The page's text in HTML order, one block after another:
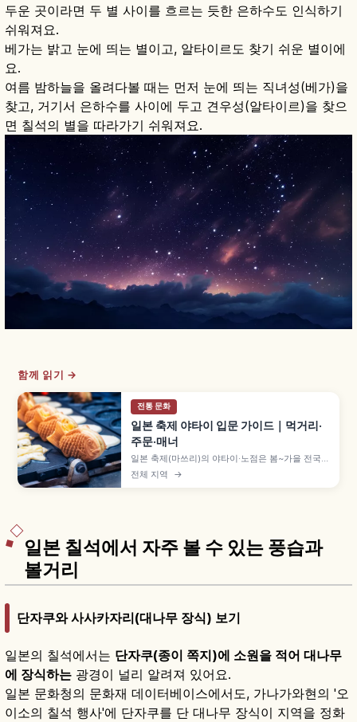
두운 곳이라면 두 별 사이를 흐르는 듯한 은하수도 인식하기
쉬워져요.
베가는 밝고 눈에 띄는 별이고, 알타이르도 찾기 쉬운 별이에
요.
여름 밤하늘을 올려다볼 때는 먼저 눈에 띄는 직녀성(베가)을
찾고, 거기서 은하수를 사이에 두고 견우성(알타이르)을 찾으
면 칠석의 별을 따라가기 쉬워져요.
함께 읽기 →
전통 문화
일본 축제 야타이 입문 가이드｜먹거리·
주문·매너
일본 축제(마쓰리)의 야타이·노점은 봄~가을 전국에
서 열리며, 사과 사탕 300~500엔·야키소바
400~600엔·베이비 카스테라 300~500엔 등 길
전체 지역 →
일본 칠석에서 자주 볼 수 있는 풍습과
볼거리
단자쿠와 사사카자리(대나무 장식) 보기
일본의 칠석에서는 단자쿠(종이 쪽지)에 소원을 적어 대나무
에 장식하는 광경이 널리 알려져 있어요.
일본 문화청의 문화재 데이터베이스에서도, 가나가와현의 '오
이소의 칠석 행사'에 단자쿠를 단 대나무 장식이 지역을 정화